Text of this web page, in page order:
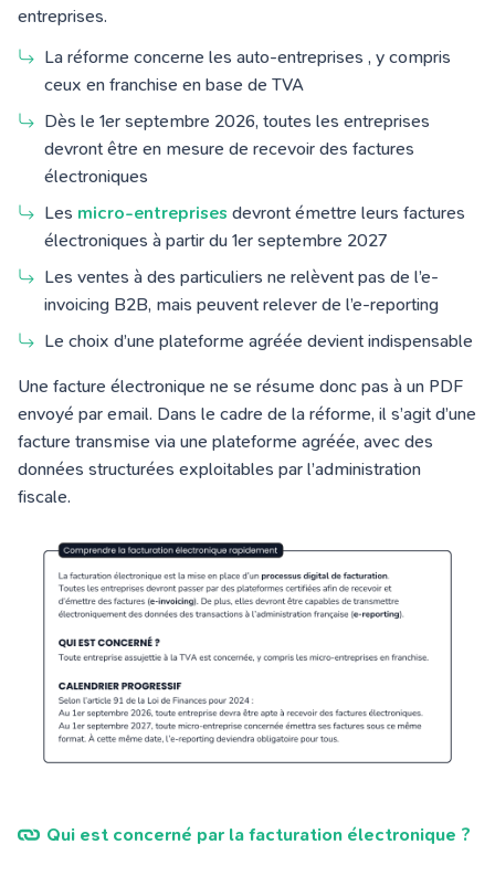
entreprises.
La réforme concerne les auto-entreprises , y compris
ceux en franchise en base de TVA
Dès le 1er septembre 2026, toutes les entreprises
devront être en mesure de recevoir des factures
électroniques
Les micro-entreprises devront émettre leurs factures
électroniques à partir du 1er septembre 2027
Les ventes à des particuliers ne relèvent pas de l’e-
invoicing B2B, mais peuvent relever de l’e-reporting
Le choix d’une plateforme agréée devient indispensable
Une facture électronique ne se résume donc pas à un PDF
envoyé par email. Dans le cadre de la réforme, il s’agit d’une
facture transmise via une plateforme agréée, avec des
données structurées exploitables par l’administration
fiscale.
Qui est concerné par la facturation électronique ?